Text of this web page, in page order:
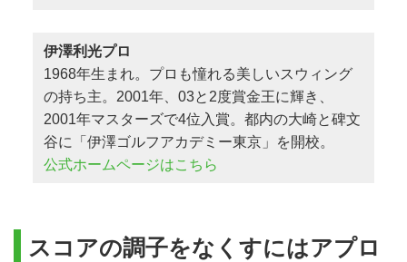
伊澤利光プロ
1968年生まれ。プロも憧れる美しいスウィング
の持ち主。2001年、03と2度賞金王に輝き、
2001年マスターズで4位入賞。都内の大崎と碑文
谷に「伊澤ゴルフアカデミー東京」を開校。
公式ホームページはこちら
スコアの調子をなくすにはアプロ